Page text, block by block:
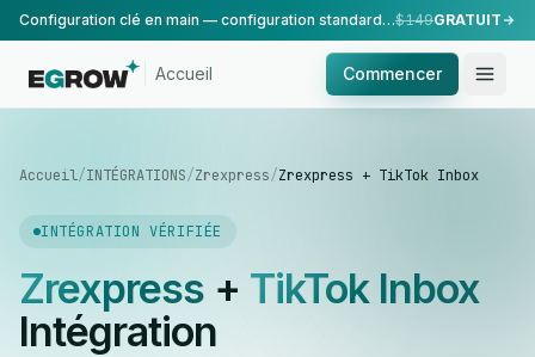
Configuration clé en main — configuration standard, réalisée par notre équipe.$149GRATUIT
Accueil Commencer
Accueil/INTÉGRATIONS/Zrexpress/Zrexpress + TikTok Inbox
INTÉGRATION VÉRIFIÉE
Zrexpress+ TikTok Inbox
Intégration